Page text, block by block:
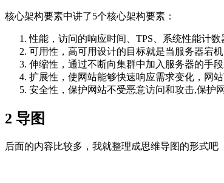
核心架构要素中讲了5个核心架构要素：
性能，访问的响应时间、TPS、系统性能计数
可用性，高可用设计的目标就是当服务器宕
伸缩性，通过不断向集群中加入服务器的手
扩展性，使网站能够快速响应需求变化，网
安全性，保护网站不受恶意访问和攻击,保护
2 导图
后面的内容比较多，我就整理成思维导图的形式吧